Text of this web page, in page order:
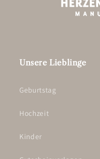
Unsere Lieblinge
Geburtstag
Hochzeit
Kinder